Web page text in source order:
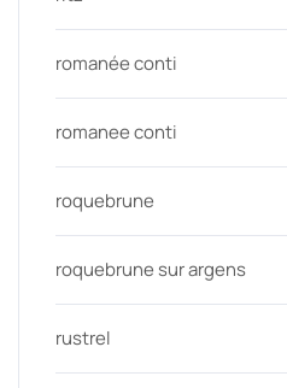
romanée conti
romanee conti
roquebrune
roquebrune sur argens
rustrel